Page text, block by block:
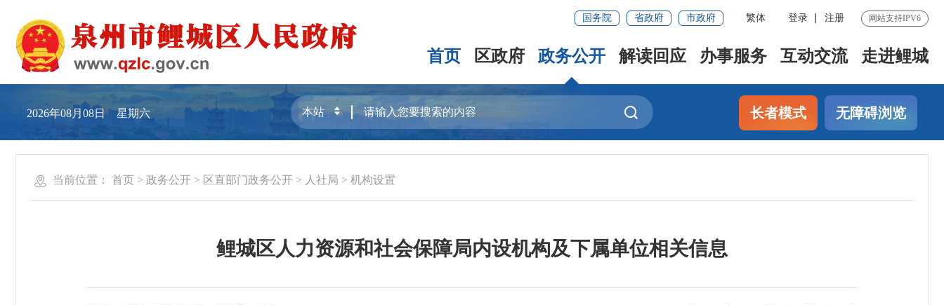
国务院 省政府 市政府 繁体 登录 注册 网站支持IPV6
首页 区政府 政务公开 解读回应 办事服务 互动交流 走进鲤城
2026年08月08日 星期六 长者模式 无障碍浏览
当前位置： 首页 > 政务公开 > 区直部门政务公开 > 人社局 > 机构设置
鲤城区人力资源和社会保障局内设机构及下属单位相关信息